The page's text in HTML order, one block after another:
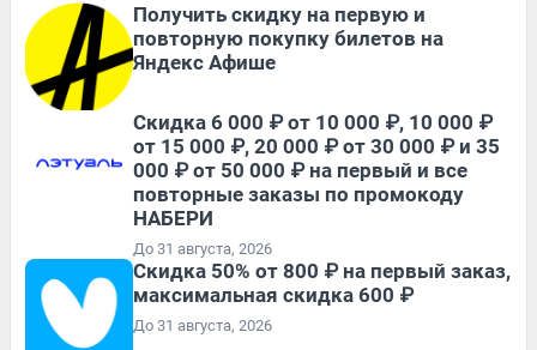
Получить скидку на первую и
повторную покупку билетов на
Яндекс Афише
Скидка 6 000 ₽ от 10 000 ₽, 10 000 ₽
от 15 000 ₽, 20 000 ₽ от 30 000 ₽ и 35
000 ₽ от 50 000 ₽ на первый и все
повторные заказы по промокоду
НАБЕРИ
До 31 августа, 2026
Скидка 50% от 800 ₽ на первый заказ,
максимальная скидка 600 ₽
До 31 августа, 2026